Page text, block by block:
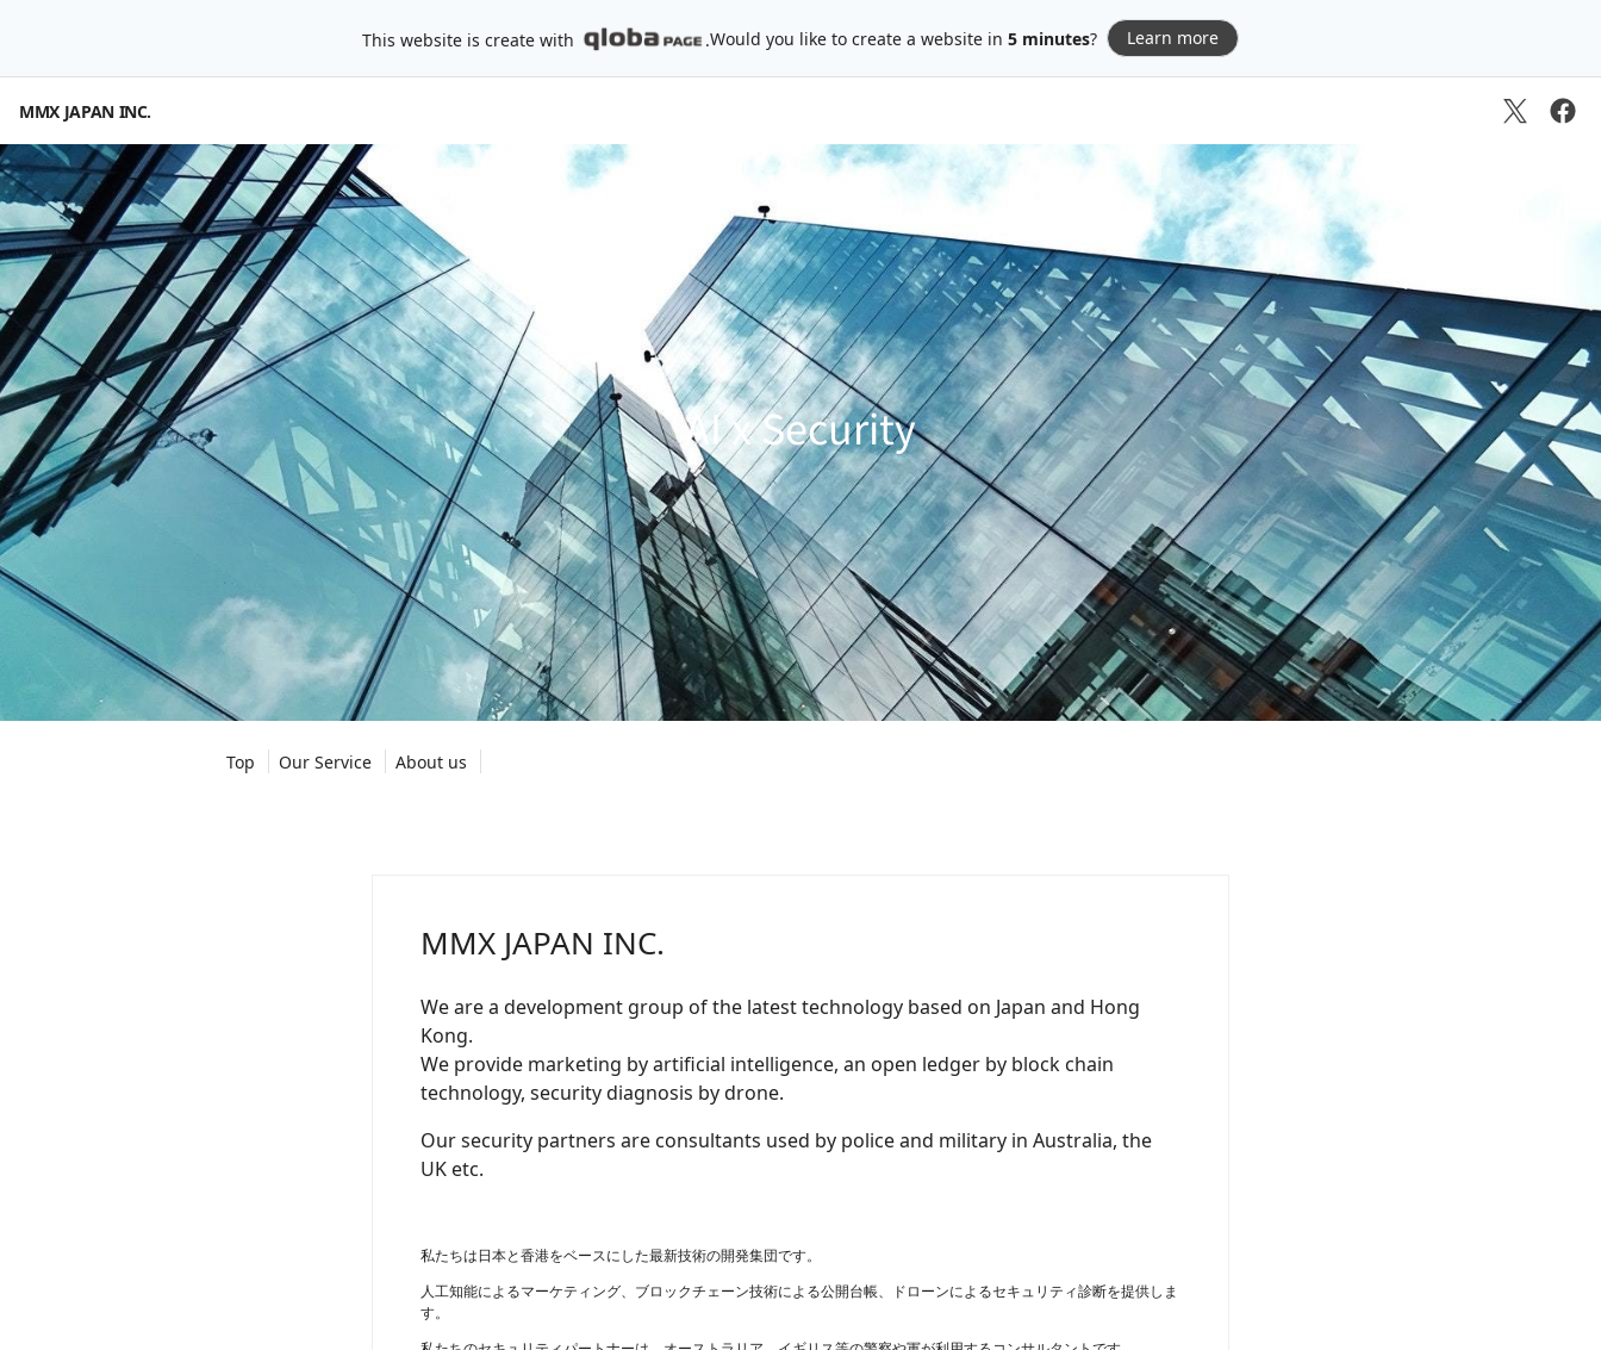
This website is create with .Would you like to create a website in 5 minutes? Learn more
MMX JAPAN INC.
AI x Security
Top Our Service About us
MMX JAPAN INC.
We are a development group of the latest technology based on Japan and Hong
Kong.
We provide marketing by artificial intelligence, an open ledger by block chain
technology, security diagnosis by drone.
Our security partners are consultants used by police and military in Australia, the
UK etc.
私たちは日本と香港をベースにした最新技術の開発集団です。
人工知能によるマーケティング、ブロックチェーン技術による公開台帳、ドローンによるセキュリティ診断を提供しま
す。